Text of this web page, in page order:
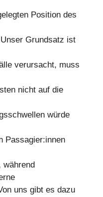
Position des
Grundsatz ist
verursacht, muss
nicht auf die
würde
Passagier:innen
während
uns gibt es dazu